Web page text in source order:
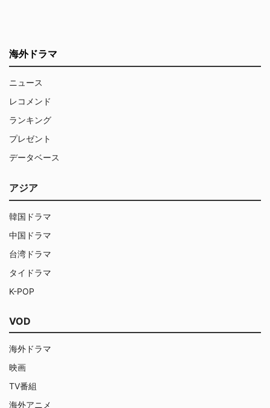
海外ドラマ
ニュース
レコメンド
ランキング
プレゼント
データベース
アジア
韓国ドラマ
中国ドラマ
台湾ドラマ
タイドラマ
K-POP
VOD
海外ドラマ
映画
TV番組
海外アニメ